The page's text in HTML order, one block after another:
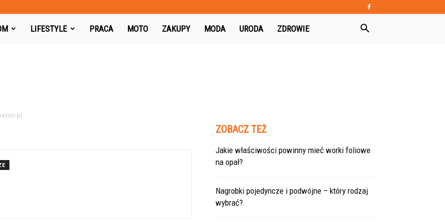
LIFESTYLE PRACA MOTO ZAKUPY MODA URODA ZDROWIE
ZOBACZ TEŻ
Jakie właściwości powinny mieć worki foliowe
na opał?
Nagrobki pojedyncze i podwójne – który rodzaj
wybrać?